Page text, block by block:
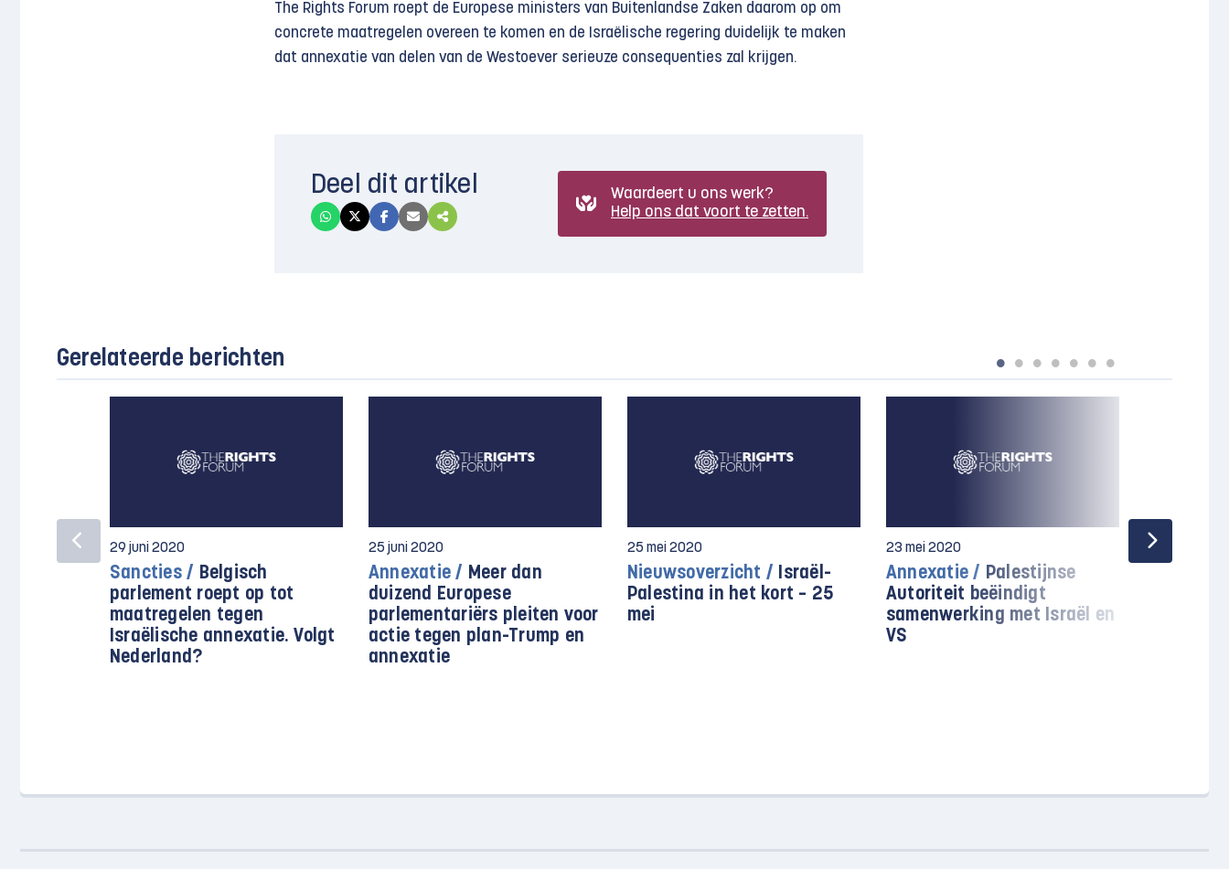
The Rights Forum roept de Europese ministers van Buitenlandse Zaken daarom op om
concrete maatregelen overeen te komen en de Israëlische regering duidelijk te maken
dat annexatie van delen van de Westoever serieuze consequenties zal krijgen.
Deel dit artikel
Waardeert u ons werk?
Help ons dat voort te zetten.
Gerelateerde berichten
29 juni 2020
Sancties / Belgisch
parlement roept op tot
maatregelen tegen
Israëlische annexatie. Volgt
Nederland?
25 juni 2020
Annexatie / Meer dan
duizend Europese
parlementariërs pleiten voor
actie tegen plan-Trump en
annexatie
25 mei 2020
Nieuwsoverzicht / Israël-
Palestina in het kort – 25
mei
23 mei 2020
Annexatie / Palestijnse
Autoriteit beëindigt
samenwerking met Israël en
VS
18 mei 2020